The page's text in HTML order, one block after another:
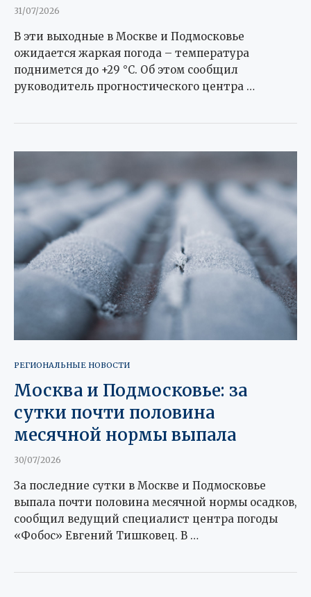
31/07/2026
В эти выходные в Москве и Подмосковье
ожидается жаркая погода – температура
поднимется до +29 °C. Об этом сообщил
руководитель прогностического центра …
РЕГИОНАЛЬНЫЕ НОВОСТИ
Москва и Подмосковье: за
сутки почти половина
месячной нормы выпала
30/07/2026
За последние сутки в Москве и Подмосковье
выпала почти половина месячной нормы осадков,
сообщил ведущий специалист центра погоды
«Фобос» Евгений Тишковец. В …